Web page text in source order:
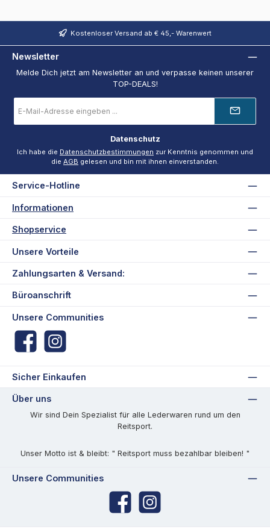
Kostenloser Versand ab € 45,- Warenwert
Newsletter
Melde Dich jetzt am Newsletter an und verpasse keinen unserer
TOP-DEALS!
Mail-
Adresse
Datenschutz
Ich habe die Datenschutzbestimmungen zur Kenntnis genommen und
die AGB gelesen und bin mit ihnen einverstanden.
Service-Hotline
Informationen
Shopservice
Unsere Vorteile
Unsere Communities
FacebookInstagram
Zahlungsarten & Versand:
Büroanschrift
Sicher Einkaufen
Über uns
Wir sind Dein Spezialist für alle Lederwaren rund um den
Reitsport.
Unser Motto ist & bleibt: " Reitsport muss bezahlbar bleiben! "
Unsere Communities
FacebookInstagram